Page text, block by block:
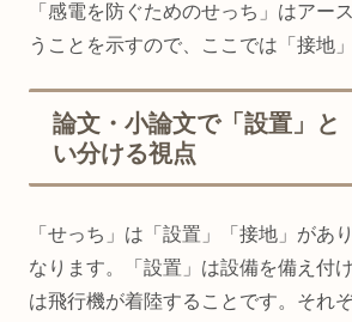
「感電を防ぐためのせっち」はアー
うことを示すので、ここでは「接地
論文・小論文で「設置」と
い分ける視点
「せっち」は「設置」「接地」があ
なります。「設置」は設備を備え付
は飛行機が着陸することです。それ